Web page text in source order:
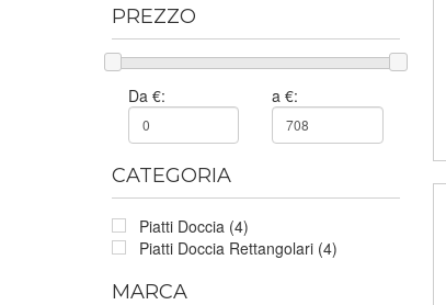
PREZZO
Da €: a €:
CATEGORIA
Piatti Doccia (4)
Piatti Doccia Rettangolari (4)
MARCA